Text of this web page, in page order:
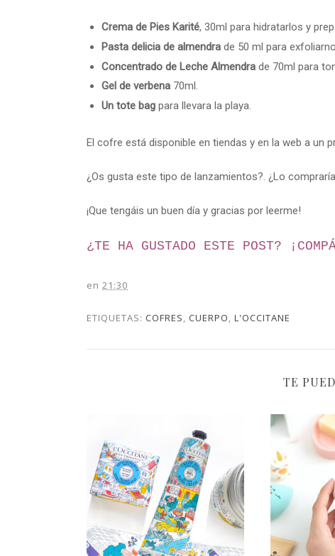
Crema de Pies Karité, 30ml para hidratarlos y
Pasta delicia de almendra de 50 ml para
Concentrado de Leche Almendra de 70ml para
Gel de verbena 70ml.
Un tote bag para llevara la playa.
El cofre está disponible en tiendas y en la web a un
¿Os gusta este tipo de lanzamientos?. ¿Lo
¡Que tengáis un buen día y gracias por leerme!
¿TE HA GUSTADO ESTE POST? ¡
en 21:30
ETIQUETAS: COFRES, CUERPO, L'OCCITANE
TE